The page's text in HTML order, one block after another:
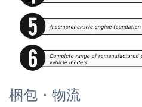
梱包・物流